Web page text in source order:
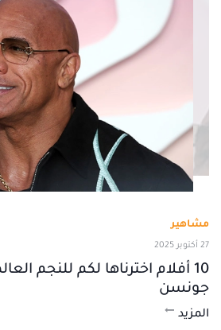
مشاهير
27 أكتوبر 2025
10 أفلام اخترناها لكم للنجم
جونسن
المزيد